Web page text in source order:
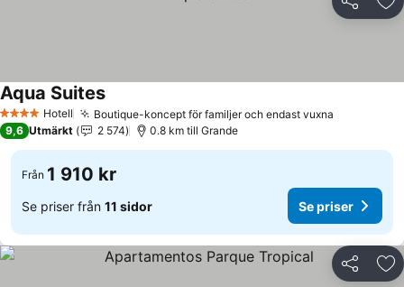
Dela
4 StjärnorHotell Boutique-koncept för familjer och endast vuxna
Aqua Suites
9,6 Utmärkt 2 574 0.8 km till Grande
Från 1 910 kr
Se priser från 11 sidor Se priser
Dela